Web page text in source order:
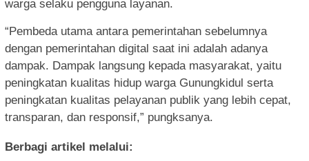
warga selaku pengguna layanan.
“Pembeda utama antara pemerintahan sebelumnya
dengan pemerintahan digital saat ini adalah adanya
dampak. Dampak langsung kepada masyarakat, yaitu
peningkatan kualitas hidup warga Gunungkidul serta
peningkatan kualitas pelayanan publik yang lebih cepat,
transparan, dan responsif,” pungksanya.
Berbagi artikel melalui: